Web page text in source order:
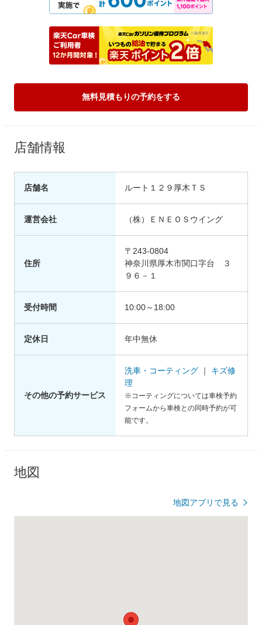
無料見積もりの予約をする
店舗情報
店舗名 ルート１２９厚木ＴＳ
運営会社 （株）ＥＮＥＯＳウイング
住所
〒243-0804
神奈川県厚木市関口字台 ３
９６－１
受付時間 10:00～18:00
定休日 年中無休
その他の予約サービス
洗車・コーティング ｜
キズ修
理
※コーティングについては車検予約
フォームから車検との同時予約が可
能です。
地図
地図アプリで見る